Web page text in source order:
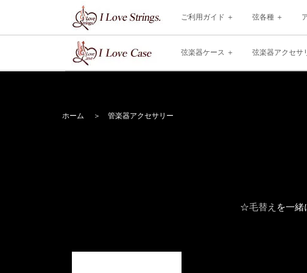
ご利用ガイド 弦各種
弦楽器ケース 弦楽器アクセサ
ホーム ＞ 管楽器アクセサリー
☆毛替え を一緒